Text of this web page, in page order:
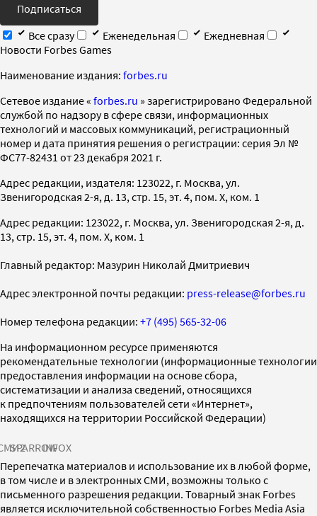
Подписаться
Все сразу
Еженедельная
Ежедневная
Новости Forbes Games
Наименование издания: forbes.ru
Cетевое издание « forbes.ru » зарегистрировано Федеральной
службой по надзору в сфере связи, информационных
технологий и массовых коммуникаций, регистрационный
номер и дата принятия решения о регистрации: серия Эл №
ФС77-82431 от 23 декабря 2021 г.
Адрес редакции, издателя: 123022, г. Москва, ул.
Звенигородская 2-я, д. 13, стр. 15, эт. 4, пом. X, ком. 1
Адрес редакции: 123022, г. Москва, ул. Звенигородская 2-я, д.
13, стр. 15, эт. 4, пом. X, ком. 1
Главный редактор: Мазурин Николай Дмитриевич
Адрес электронной почты редакции: press-release@forbes.ru
Номер телефона редакции: +7 (495) 565-32-06
На информационном ресурсе применяются
рекомендательные технологии (информационные технологии
предоставления информации на основе сбора,
систематизации и анализа сведений, относящихся
к предпочтениям пользователей сети «Интернет»,
находящихся на территории Российской Федерации)
SPARROWINFOX
Перепечатка материалов и использование их в любой форме,
в том числе и в электронных СМИ, возможны только с
письменного разрешения редакции. Товарный знак Forbes
является исключительной собственностью Forbes Media Asia